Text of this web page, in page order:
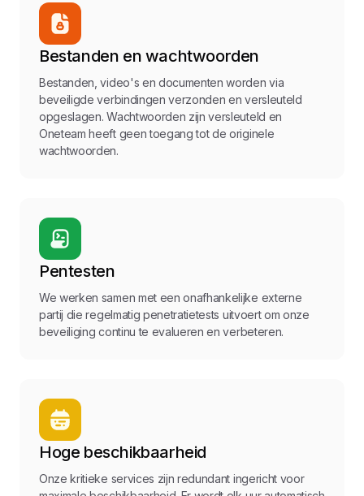
Bestanden en wachtwoorden
Bestanden, video's en documenten worden via
beveiligde verbindingen verzonden en versleuteld
opgeslagen. Wachtwoorden zijn versleuteld en
Oneteam heeft geen toegang tot de originele
wachtwoorden.
Pentesten
We werken samen met een onafhankelijke externe
partij die regelmatig penetratietests uitvoert om onze
beveiliging continu te evalueren en verbeteren.
Hoge beschikbaarheid
Onze kritieke services zijn redundant ingericht voor